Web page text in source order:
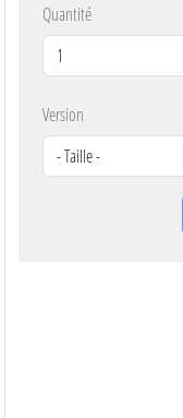
Quantité
Version